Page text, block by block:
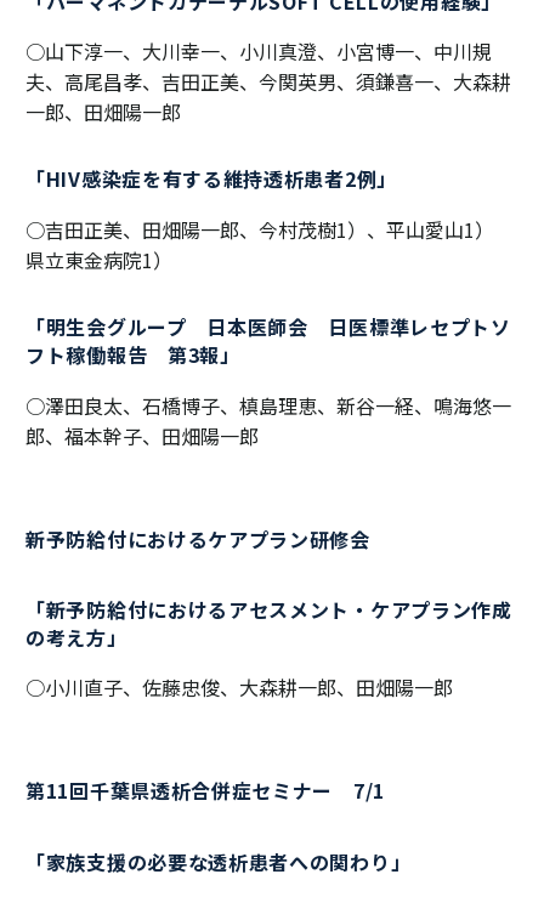
○山下淳一、大川幸一、小川真澄、小宮博一、中川規
夫、高尾昌孝、吉田正美、今関英男、須鎌喜一、大森耕
一郎、田畑陽一郎
「HIV感染症を有する維持透析患者2例」
○吉田正美、田畑陽一郎、今村茂樹1）、平山愛山1）
県立東金病院1）
「明生会グループ 日本医師会 日医標準レセプトソ
フト稼働報告 第3報」
○澤田良太、石橋博子、槙島理恵、新谷一経、鳴海悠一
郎、福本幹子、田畑陽一郎
新予防給付におけるケアプラン研修会
「新予防給付におけるアセスメント・ケアプラン作成
の考え方」
○小川直子、佐藤忠俊、大森耕一郎、田畑陽一郎
第11回千葉県透析合併症セミナー 7/1
「家族支援の必要な透析患者への関わり」